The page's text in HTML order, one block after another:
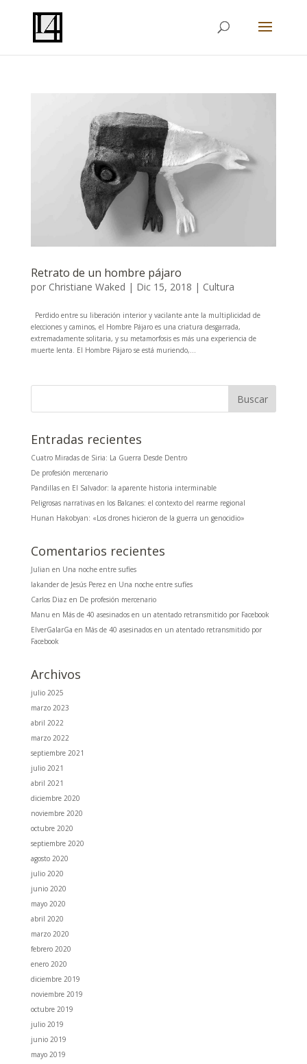
Retrato de un hombre pájaro
por Christiane Waked | Dic 15, 2018 | Cultura
Perdido entre su liberación interior y vacilante ante la multiplicidad de
elecciones y caminos, el Hombre Pájaro es una criatura desgarrada,
extremadamente solitaria, y su metamorfosis es más una experiencia de
muerte lenta. El Hombre Pájaro se está muriendo,...
Entradas recientes
Cuatro Miradas de Siria: La Guerra Desde Dentro
De profesión mercenario
Pandillas en El Salvador: la aparente historia interminable
Peligrosas narrativas en los Balcanes: el contexto del rearme regional
Hunan Hakobyan: «Los drones hicieron de la guerra un genocidio»
Comentarios recientes
Julian en Una noche entre sufíes
Iakander de Jesús Perez en Una noche entre sufíes
Carlos Diaz en De profesión mercenario
Manu en Más de 40 asesinados en un atentado retransmitido por Facebook
ElverGalarGa en Más de 40 asesinados en un atentado retransmitido por
Facebook
Archivos
julio 2025
marzo 2023
abril 2022
marzo 2022
septiembre 2021
julio 2021
abril 2021
diciembre 2020
noviembre 2020
octubre 2020
septiembre 2020
agosto 2020
julio 2020
junio 2020
mayo 2020
abril 2020
marzo 2020
febrero 2020
enero 2020
diciembre 2019
noviembre 2019
octubre 2019
julio 2019
junio 2019
mayo 2019